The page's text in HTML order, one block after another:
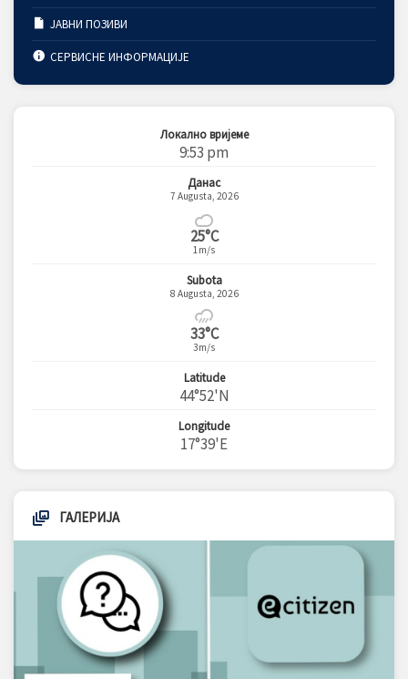
ЈАВНИ ПОЗИВИ
СЕРВИСНЕ ИНФОРМАЦИЈЕ
Локално вријеме
9:53 pm
Данас
7 Augusta, 2026
25°C
1m/s
Subota
8 Augusta, 2026
33°C
3m/s
Latitude
44°52'N
Longitude
17°39'E
ГАЛЕРИЈА